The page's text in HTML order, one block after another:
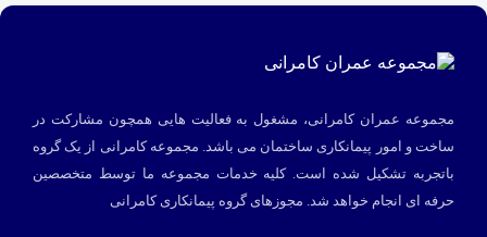
مجموعه عمران کامرانی، مشغول به فعالیت هایی همچون مشارکت در
ساخت و امور پیمانکاری ساختمان می باشد. مجموعه کامرانی از یک گروه
باتجربه تشکیل شده است. کلیه خدمات مجموعه ما توسط متخصصین
حرفه ای انجام خواهد شد. مجوزهای گروه پیمانکاری کامرانی